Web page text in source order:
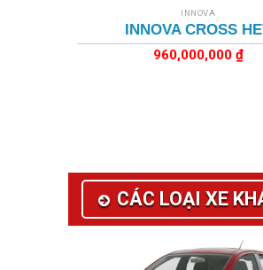
INNOVA
INNOVA CROSS
960,000,000 ₫
CÁC LOẠI XE